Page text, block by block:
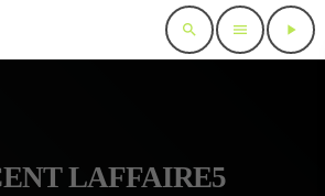
search menu play_arrow
LAFFAIRE5